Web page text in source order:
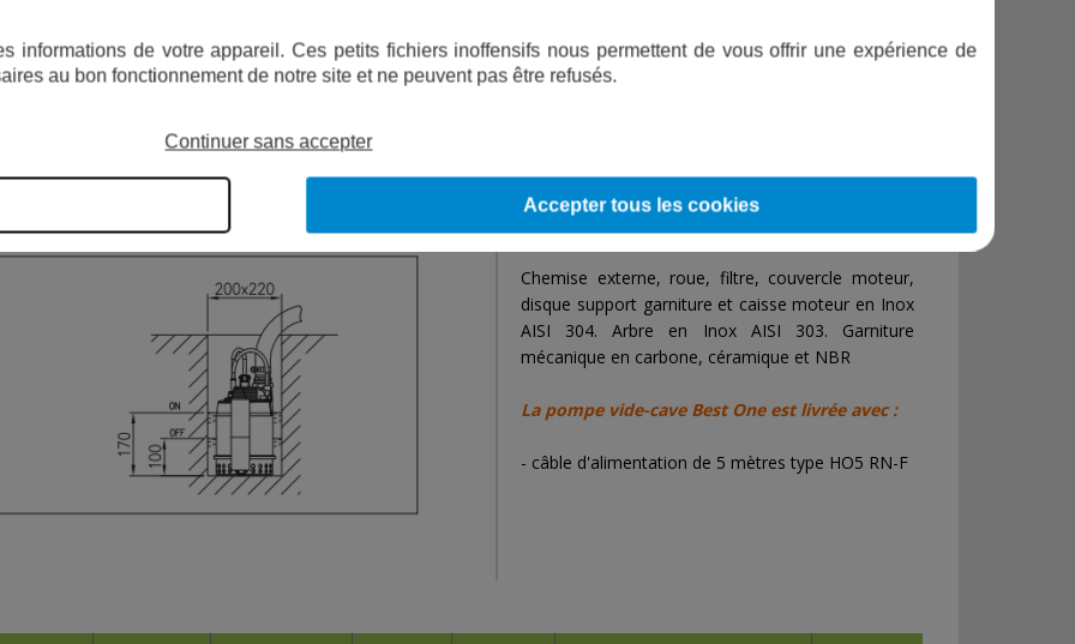
fixe, mais aussi mobile.
(sauf exception de 10 mètres).
performances remarquables.
Immersion maximale
Chemise externe, roue, filtre, couvercle moteur,
disque support garniture et caisse moteur en Inox
AISI 304. Arbre en Inox AISI 303. Garniture
mécanique en carbone, céramique et NBR
La pompe vide-cave Best One est livrée avec :
- câble d'alimentation de 5 mètres type HO5 RN-F
informations de votre appareil. Ces petits fichiers inoffensifs nous permettent de vous offrir une expérience de
au bon fonctionnement de notre site et ne peuvent pas être refusés.
Continuer sans accepter
Accepter tous les cookies